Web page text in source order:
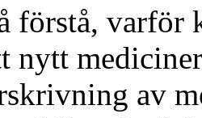
förstå, varför
nytt
av